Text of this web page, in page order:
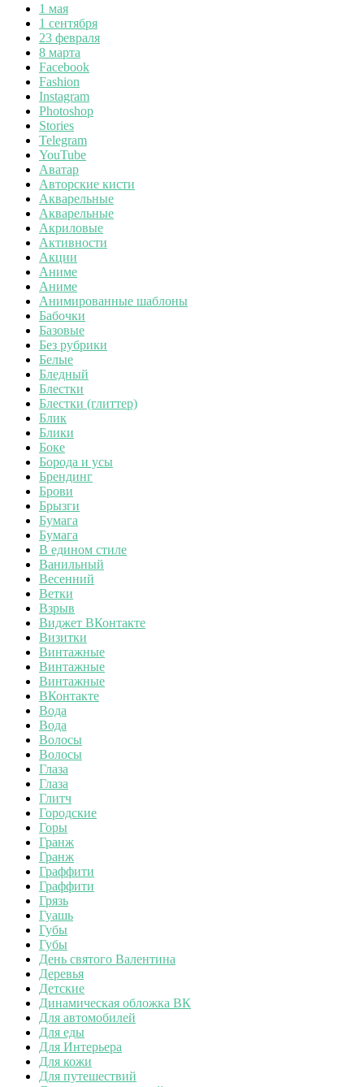
1 мая
1 сентября
23 февраля
8 марта
Facebook
Fashion
Instagram
Photoshop
Stories
Telegram
YouTube
Аватар
Авторские кисти
Акварельные
Акварельные
Акриловые
Активности
Акции
Аниме
Аниме
Анимированные шаблоны
Бабочки
Базовые
Без рубрики
Белые
Бледный
Блестки
Блестки (глиттер)
Блик
Блики
Боке
Борода и усы
Брендинг
Брови
Брызги
Бумага
Бумага
В едином стиле
Ванильный
Весенний
Ветки
Взрыв
Виджет ВКонтакте
Визитки
Винтажные
Винтажные
Винтажные
ВКонтакте
Вода
Вода
Волосы
Волосы
Глаза
Глаза
Глитч
Городские
Горы
Гранж
Гранж
Граффити
Граффити
Грязь
Гуашь
Губы
Губы
День святого Валентина
Деревья
Детские
Динамическая обложка ВК
Для автомобилей
Для еды
Для Интерьера
Для кожи
Для путешествий